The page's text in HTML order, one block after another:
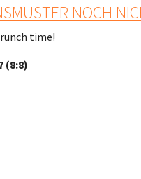
NOCH
time!
(8:8)